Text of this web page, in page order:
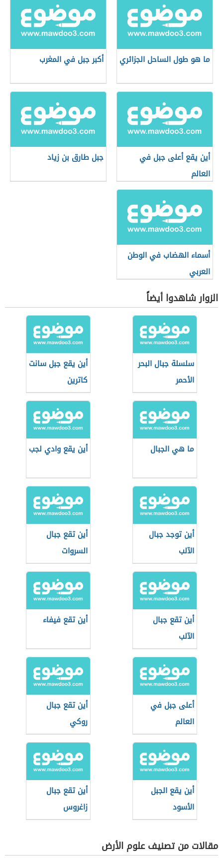
ما هو طول الساحل الجزائري أكبر جبل في المغرب
أين يقع أعلى جبل في
العالم
جبل طارق بن زياد
أسماء الهضاب في الوطن
العربي
الزوار شاهدوا أيضاً
سلسلة جبال البحر
الأحمر
أين يقع جبل سانت
كاترين
ما هي الجبال أين يقع وادي لجب
أين توجد جبال
الآلب
أين تقع جبال
السروات
أين تقع جبال
الآلب
أين تقع فيفاء
أعلى جبل في
العالم
أين تقع جبال
روكي
أين يقع الجبل
الأسود
أين تقع جبال
زاغروس
مقالات من تصنيف علوم الأرض